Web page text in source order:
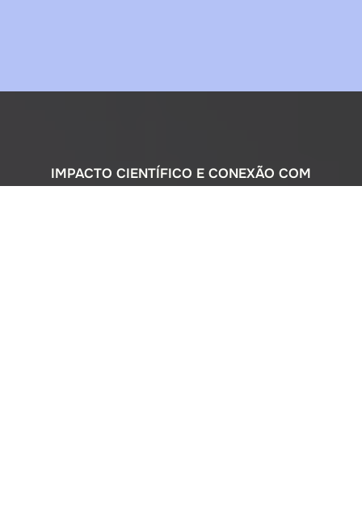
IMPACTO CIENTÍFICO E CONEXÃO COM